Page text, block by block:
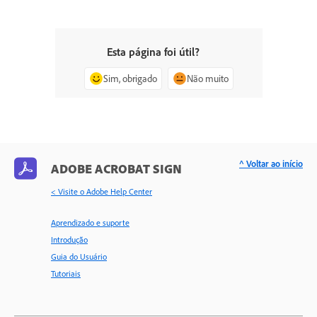
Esta página foi útil?
Sim, obrigado Não muito
ADOBE ACROBAT SIGN
< Visite o Adobe Help Center
Aprendizado e suporte
Introdução
Guia do Usuário
Tutoriais
^ Voltar ao início